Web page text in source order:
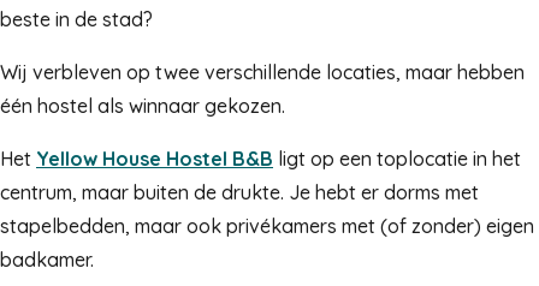
beste in de stad?
Wij verbleven op twee verschillende locaties, maar hebben
één hostel als winnaar gekozen.
Het Yellow House Hostel B&B ligt op een toplocatie in het
centrum, maar buiten de drukte. Je hebt er dorms met
stapelbedden, maar ook privékamers met (of zonder) eigen
badkamer.